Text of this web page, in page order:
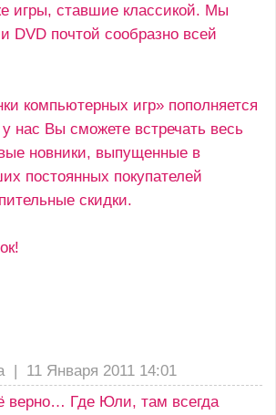
игры, ставшие классикой. Мы
DVD почтой сообразно всей
компьютерных игр» пополняется
нас Вы сможете встречать весь
новники, выпущенные в
постоянных покупателей
скидки.
| 11 Января 2011 14:01
верно… Где Юли, там всегда